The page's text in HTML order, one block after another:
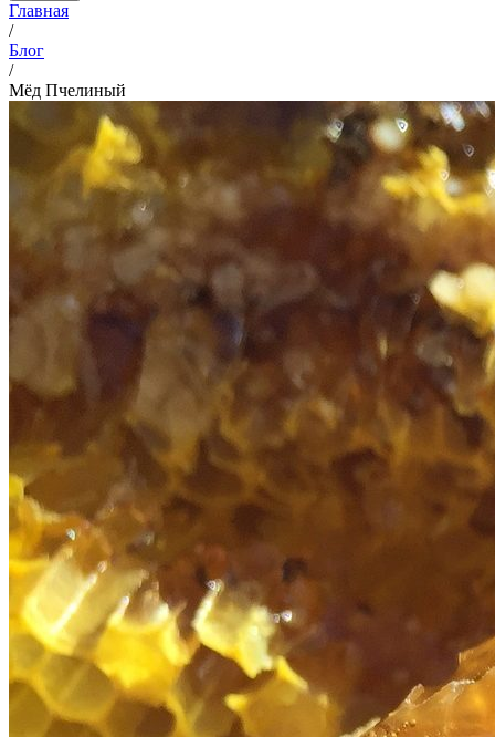
Главная
/
Блог
/
Мёд Пчелиный